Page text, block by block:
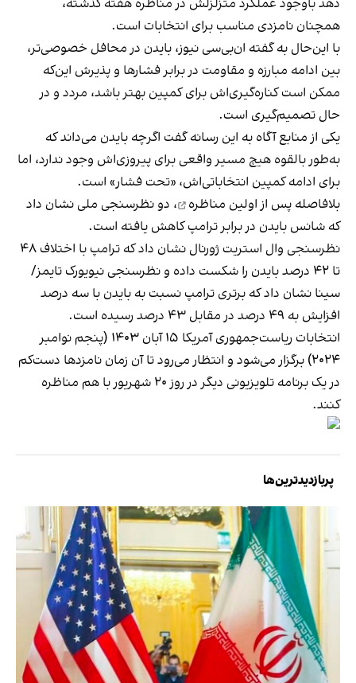
دهد باوجود عملکرد متزلزلش در مناظره هفته گذشته،
همچنان نامزدی مناسب برای انتخابات است.
با این‌حال به گفته ان‌بی‌سی نیوز، بایدن در محافل خصوصی‌تر،
بین ادامه مبارزه و مقاومت در برابر فشارها و پذیرش این‌که
ممکن است کناره‌گیری‌اش برای کمپین بهتر باشد، مردد و در
حال تصمیم‌گیری است.
یکی از منابع آگاه به این رسانه گفت اگرچه بایدن می‌داند که
به‌طور بالقوه هیچ مسیر واقعی برای پیروزی‌اش وجود ندارد، اما
برای ادامه کمپین انتخاباتی‌اش، «تحت فشار» است.
بلافاصله پس ازاولین مناظره
، دو نظرسنجی ملی نشان داد
که شانس بایدن در برابر ترامپ کاهش یافته است.
نظرسنجی وال استریت ژورنال نشان داد که ترامپ با اختلاف ۴۸
تا ۴۲ درصد بایدن را شکست داده و نظرسنجی نیویورک تایمز/
سینا نشان داد که برتری ترامپ نسبت به بایدن با سه درصد
افزایش به ۴۹ درصد در مقابل ۴۳ درصد رسیده است.
انتخابات ریاست‌جمهوری آمریکا ۱۵ آبان ۱۴۰۳ (پنجم نوامبر
۲۰۲۴) برگزار می‌شود و انتظار می‌رود تا آن زمان نامزد‌ها دست‌کم
در یک برنامه تلویزیونی دیگر در روز ۲۰ شهریور با هم مناظره
کنند.
پربازدیدترین‌ها